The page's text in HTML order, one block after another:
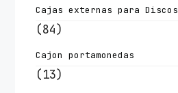
Cajas externas para Discos
(84)
Cajon portamonedas
(13)